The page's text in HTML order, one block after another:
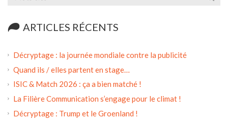
ARTICLES RÉCENTS
Décryptage : la journée mondiale contre la publicité
Quand ils / elles partent en stage…
ISIC & Match 2026 : ça a bien matché !
La Filière Communication s’engage pour le climat !
Décryptage : Trump et le Groenland !